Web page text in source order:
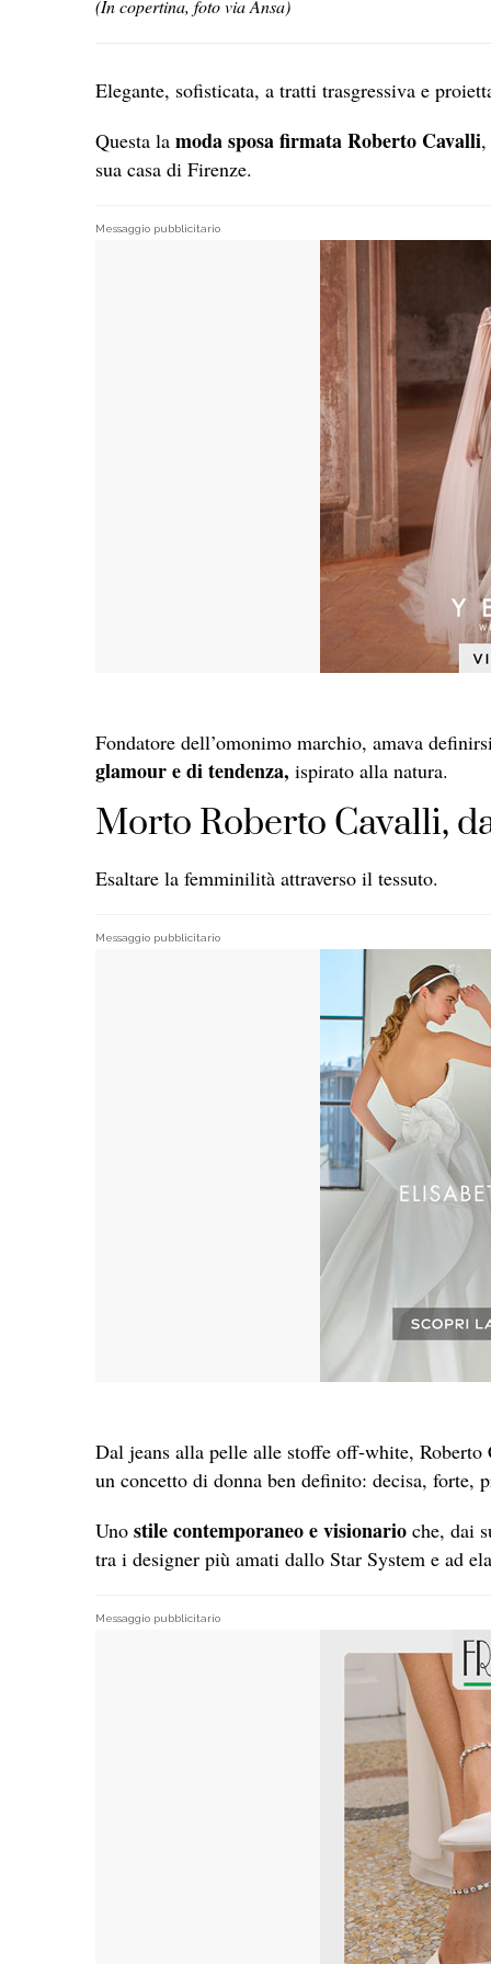
(In copertina, foto via Ansa)
Elegante, sofisticata, a tratti trasgressiva e
Questa la moda sposa firmata Roberto Cavalli
sua casa di Firenze.
Messaggio pubblicitario
Fondatore dell’omonimo marchio, amava
glamour e di tendenza, ispirato alla natura.
Morto Roberto Cavalli,
Esaltare la femminilità attraverso il tessuto.
Messaggio pubblicitario
Dal jeans alla pelle alle stoffe off-white,
un concetto di donna ben definito: decisa, forte,
Uno stile contemporaneo e visionario che, dai
tra i designer più amati dallo Star System e ad
Messaggio pubblicitario